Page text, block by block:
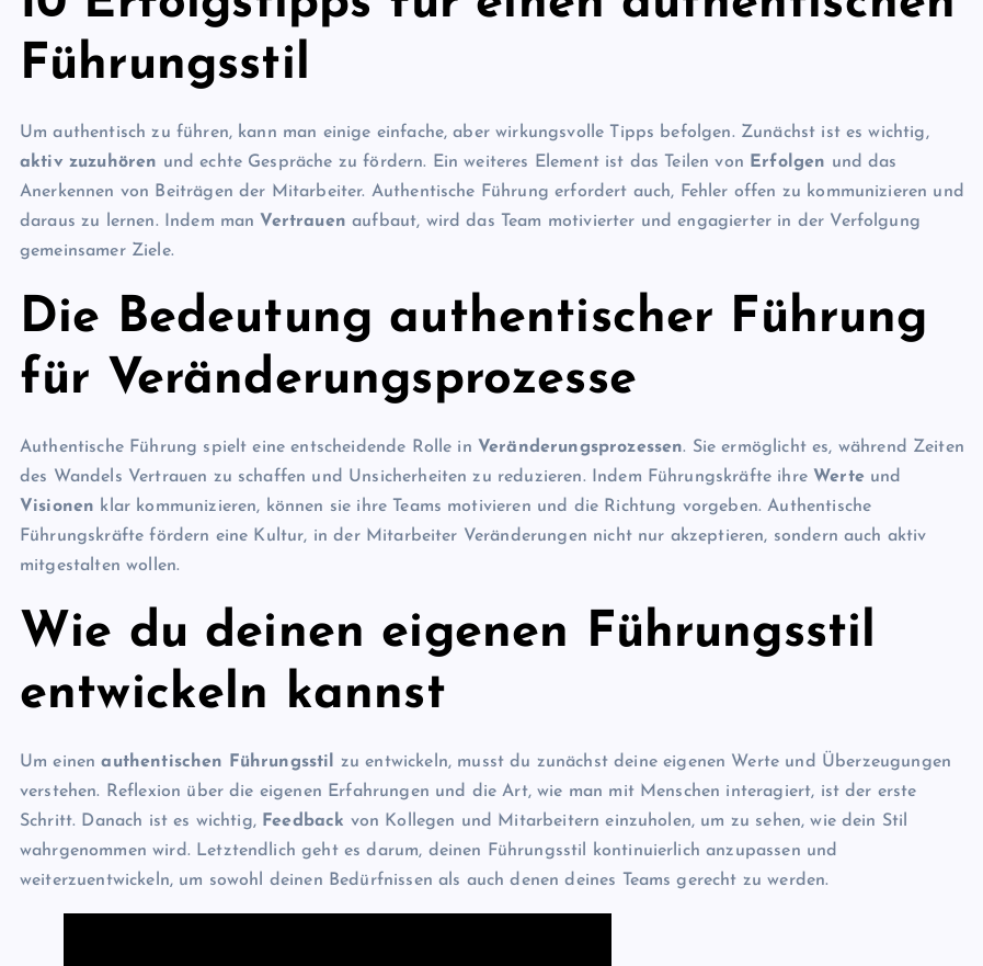
Führungsstil
Um authentisch zu führen, kann man einige einfache, aber wirkungsvolle Tipps befolgen. Zunächst ist es wichtig,
aktiv zuzuhören und echte Gespräche zu fördern. Ein weiteres Element ist das Teilen von Erfolgen und das
Anerkennen von Beiträgen der Mitarbeiter. Authentische Führung erfordert auch, Fehler offen zu kommunizieren und
daraus zu lernen. Indem man Vertrauen aufbaut, wird das Team motivierter und engagierter in der Verfolgung
gemeinsamer Ziele.
Die Bedeutung authentischer Führung
für Veränderungsprozesse
Authentische Führung spielt eine entscheidende Rolle in Veränderungsprozessen. Sie ermöglicht es, während Zeiten
des Wandels Vertrauen zu schaffen und Unsicherheiten zu reduzieren. Indem Führungskräfte ihre Werteund
Visionen klar kommunizieren, können sie ihre Teams motivieren und die Richtung vorgeben. Authentische
Führungskräfte fördern eine Kultur, in der Mitarbeiter Veränderungen nicht nur akzeptieren, sondern auch aktiv
mitgestalten wollen.
Wie du deinen eigenen Führungsstil
entwickeln kannst
Um einenauthentischen Führungsstil
zu entwickeln, musst du zunächst deine eigenen Werte und Überzeugungen
verstehen. Reflexion über die eigenen Erfahrungen und die Art, wie man mit Menschen interagiert, ist der erste
Schritt. Danach ist es wichtig, Feedback von Kollegen und Mitarbeitern einzuholen, um zu sehen, wie dein Stil
wahrgenommen wird. Letztendlich geht es darum, deinen Führungsstil kontinuierlich anzupassen und
weiterzuentwickeln, um sowohl deinen Bedürfnissen als auch denen deines Teams gerecht zu werden.